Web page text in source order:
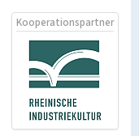
Kooperationspartner